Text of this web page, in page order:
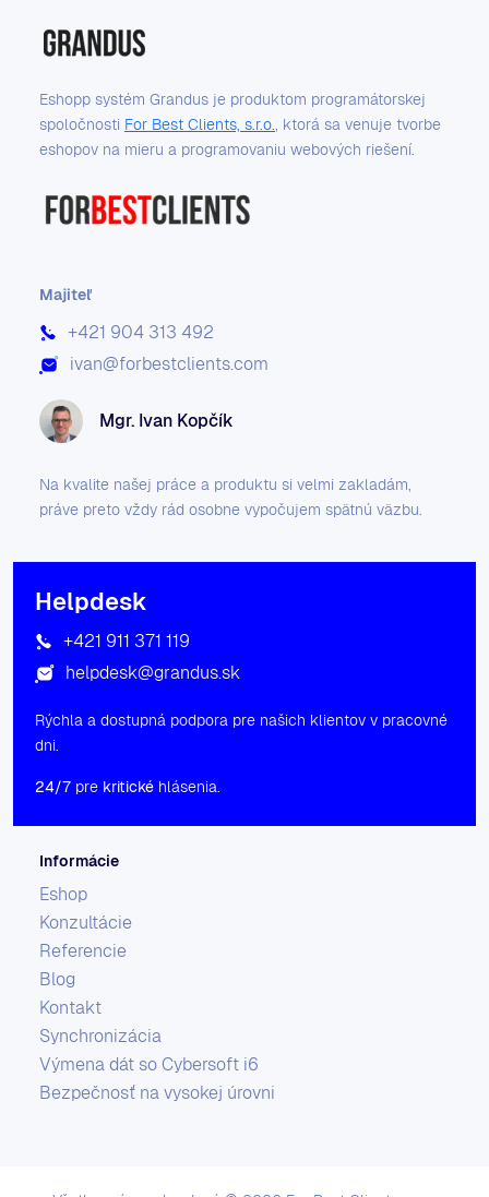
Eshopp systém Grandus je produktom programátorskej
spoločnosti For Best Clients, s.r.o.
, ktorá sa venuje tvorbe
eshopov na mieru a programovaniu webových riešení.
Majiteľ
+421 904 313 492
ivan@forbestclients.com
Mgr. Ivan Kopčík
Na kvalite našej práce a produktu si velmi zakladám,
práve preto vždy rád osobne vypočujem spätnú väzbu.
Helpdesk
+421 911 371 119
helpdesk@grandus.sk
Rýchla a dostupná podpora pre našich klientov v pracovné
dni.
24/7 pre kritické hlásenia.
Informácie
Eshop
Konzultácie
Referencie
Blog
Kontakt
Synchronizácia
Výmena dát so Cybersoft i6
Bezpečnosť na vysokej úrovni